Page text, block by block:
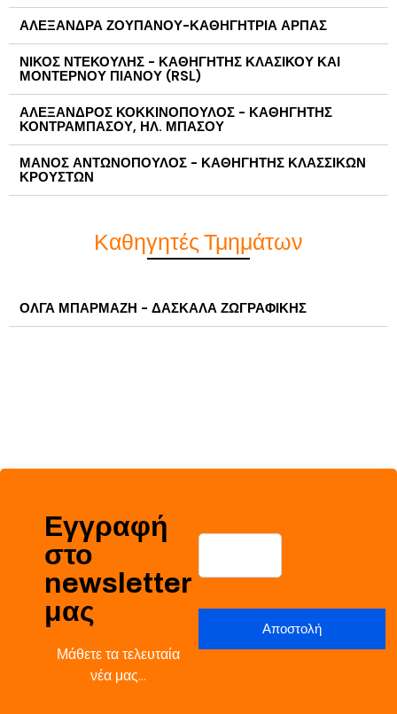
ΑΛΕΞΑΝΔΡΑ ΖΟΥΠΑΝΟΥ-ΚΑΘΗΓΗΤΡΙΑ ΑΡΠΑΣ
ΝΙΚΟΣ ΝΤΕΚΟΥΛΗΣ - ΚΑΘΗΓΗΤΗΣ ΚΛΑΣΙΚΟΥ ΚΑΙ
ΜΟΝΤΕΡΝΟΥ ΠΙΑΝΟΥ (RSL)
ΑΛΕΞΑΝΔΡΟΣ ΚΟΚΚΙΝΟΠΟΥΛΟΣ - ΚΑΘΗΓΗΤΗΣ
ΚΟΝΤΡΑΜΠΑΣΟΥ, ΗΛ. ΜΠΑΣΟΥ
ΜΑΝΟΣ ΑΝΤΩΝΟΠΟΥΛΟΣ - ΚΑΘΗΓΗΤΗΣ ΚΛΑΣΣΙΚΩΝ
ΚΡΟΥΣΤΩΝ
Καθηγητές Τμημάτων
ΟΛΓΑ ΜΠΑΡΜΑΖΗ - ΔΑΣΚΑΛΑ ΖΩΓΡΑΦΙΚΗΣ
Εγγραφή
στο
newsletter
μας
Μάθετε τα τελευταία
νέα μας…